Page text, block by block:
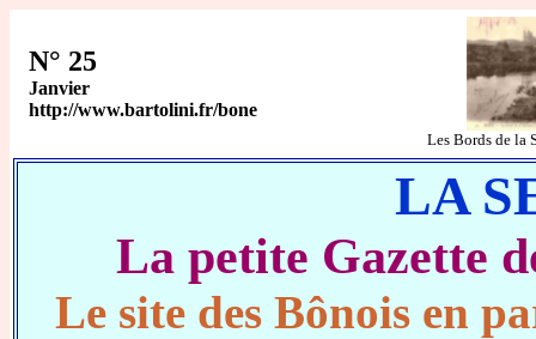
N° 25
Janvier
http://www.bartolini.fr/bone
Les Bords de la
LA
La petite Gazette
Le site des Bônois en